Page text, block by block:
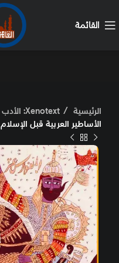
القائمة
الرئيسية Xenotext: الأدب
الأساطير العربية قبل الإسلام